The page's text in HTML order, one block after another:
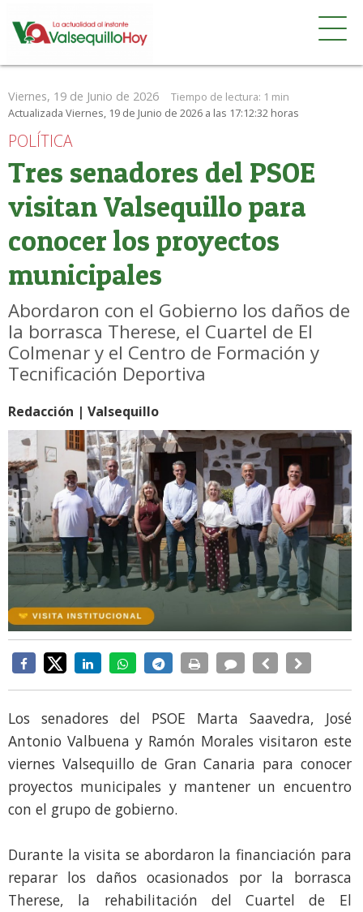
Viernes, 19 de Junio de 2026 Tiempo de lectura: 1 min
Actualizada Viernes, 19 de Junio de 2026 a las 17:12:32 horas
POLÍTICA
Tres senadores del PSOE
visitan Valsequillo para
conocer los proyectos
municipales
Abordaron con el Gobierno los daños de
la borrasca Therese, el Cuartel de El
Colmenar y el Centro de Formación y
Tecnificación Deportiva
Redacción | Valsequillo
Los senadores del PSOE Marta Saavedra, José
Antonio Valbuena y Ramón Morales visitaron este
viernes Valsequillo de Gran Canaria para conocer
proyectos municipales y mantener un encuentro
con el grupo de gobierno.
Durante la visita se abordaron la financiación para
reparar los daños ocasionados por la borrasca
Therese, la rehabilitación del Cuartel de El